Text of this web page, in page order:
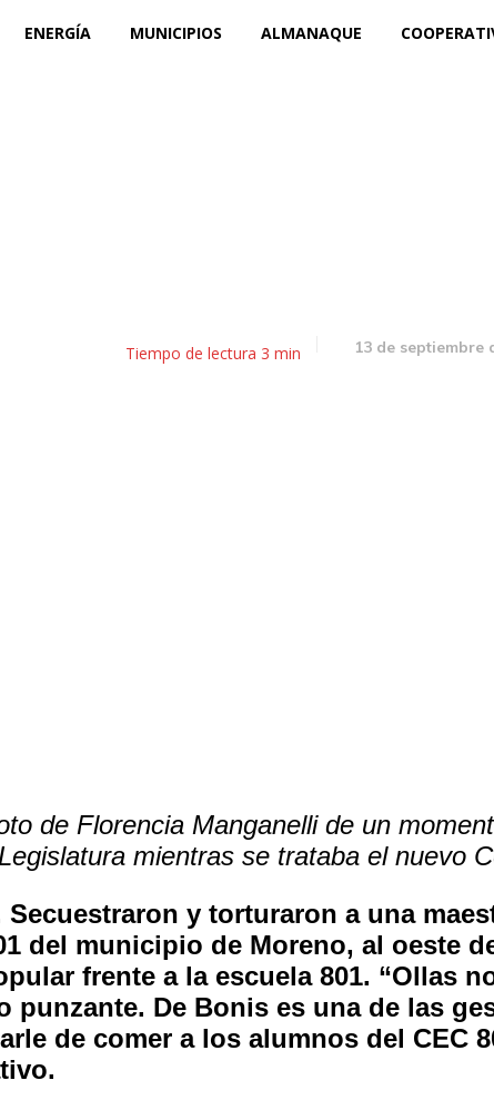
ENERGÍA MUNICIPIOS ALMANAQUE
Tiempo de lectura 3 min 13 de septiembre
de Florencia Manganelli de un
mientras se trataba el nuevo
Secuestraron y torturaron a una
del municipio de Moreno, al oeste
frente a la escuela 801. “Ollas
punzante. De Bonis es una de las
de comer a los alumnos del CEC